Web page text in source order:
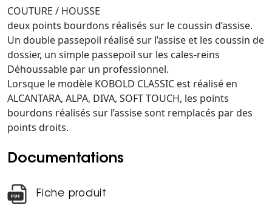
COUTURE / HOUSSE
deux points bourdons réalisés sur le coussin d’assise.
Un double passepoil réalisé sur l’assise et les coussin de
dossier, un simple passepoil sur les cales-reins
Déhoussable par un professionnel.
Lorsque le modèle KOBOLD CLASSIC est réalisé en
ALCANTARA, ALPA, DIVA, SOFT TOUCH, les points
bourdons réalisés sur l’assise sont remplacés par des
points droits.
Documentations
Fiche produit